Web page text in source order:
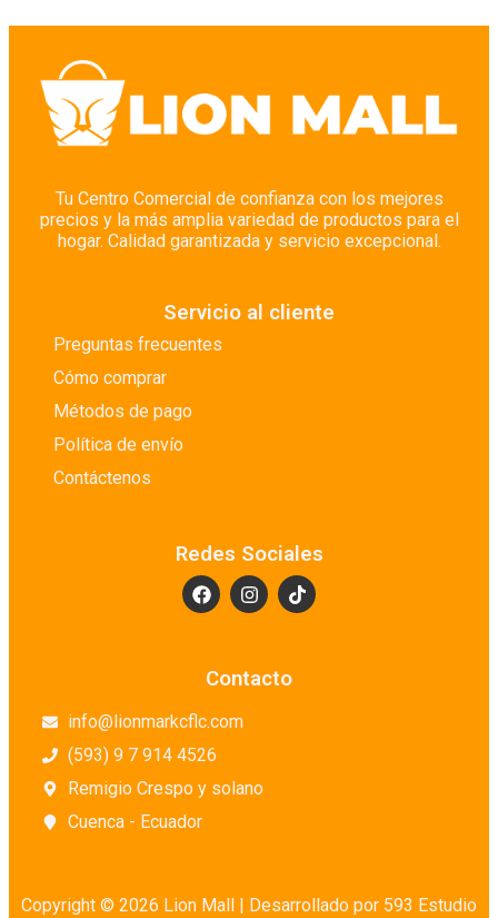
Tu Centro Comercial de confianza con los mejores
precios y la más amplia variedad de productos para el
hogar. Calidad garantizada y servicio excepcional.
Servicio al cliente
Preguntas frecuentes
Cómo comprar
Métodos de pago
Política de envío
Contáctenos
Redes Sociales
Contacto
info@lionmarkcflc.com
(593) 9 7 914 4526
Remigio Crespo y solano
Cuenca - Ecuador
Copyright © 2026 Lion Mall | Desarrollado por 593 Estudio